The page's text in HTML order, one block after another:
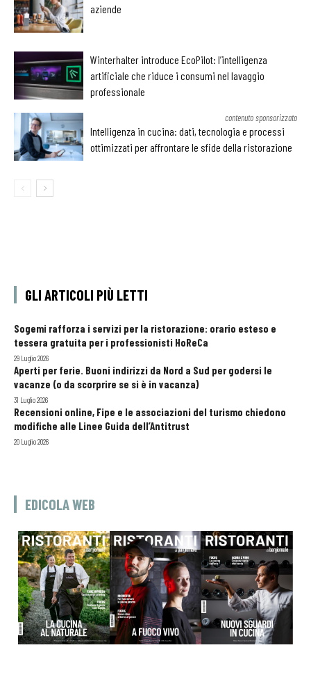
aziende
Winterhalter introduce EcoPilot: l’intelligenza
artificiale che riduce i consumi nel lavaggio
professionale
contenuto sponsorizzato
Intelligenza in cucina: dati, tecnologia e processi
ottimizzati per affrontare le sfide della ristorazione
GLI ARTICOLI PIÙ LETTI
Sogemi rafforza i servizi per la ristorazione: orario esteso e
tessera gratuita per i professionisti HoReCa
29 Luglio 2026
Aperti per ferie. Buoni indirizzi da Nord a Sud per godersi le
vacanze (o da scorprire se si è in vacanza)
31 Luglio 2026
Recensioni online, Fipe e le associazioni del turismo chiedono
modifiche alle Linee Guida dell’Antitrust
20 Luglio 2026
EDICOLA WEB